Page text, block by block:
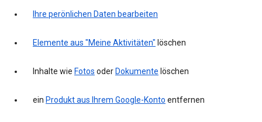
Ihre perönlichen Daten bearbeiten
Elemente aus "Meine Aktivitäten" löschen
Inhalte wie Fotos oder Dokumente löschen
ein Produkt aus Ihrem Google-Konto entfernen